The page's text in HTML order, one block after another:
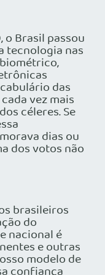
o Brasil passou
tecnologia nas
das
vez mais
céleres. Se
dias ou
dos votos não
brasileiros
do
nacional é
e outras
modelo de